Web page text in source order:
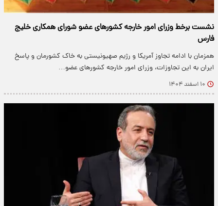
نشست برخط وزرای امور خارجه کشورهای عضو شورای همکاری خلیج
فارس
همزمان با ادامه تجاوز آمریکا و رژیم صهیونیستی به خاک کشورمان و پاسخ
ایران به این تجاوزات، وزرای امور خارجه کشورهای عضو…
۱۰ اسفند ۱۴۰۴